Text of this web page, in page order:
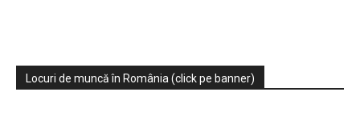
Locuri de muncă în România (click pe banner)